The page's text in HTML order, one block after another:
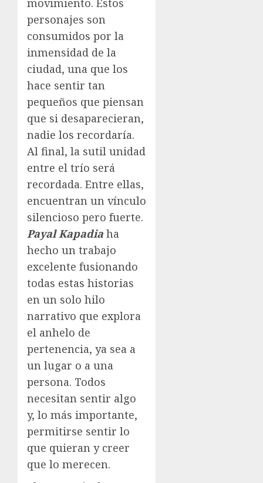
movimiento. Estos
personajes son
consumidos por la
inmensidad de la
ciudad, una que los
hace sentir tan
pequeños que piensan
que si desaparecieran,
nadie los recordaría.
Al final, la sutil unidad
entre el trío será
recordada. Entre ellas,
encuentran un vínculo
silencioso pero fuerte.
Payal Kapadia ha
hecho un trabajo
excelente fusionando
todas estas historias
en un solo hilo
narrativo que explora
el anhelo de
pertenencia, ya sea a
un lugar o a una
persona. Todos
necesitan sentir algo
y, lo más importante,
permitirse sentir lo
que quieran y creer
que lo merecen.